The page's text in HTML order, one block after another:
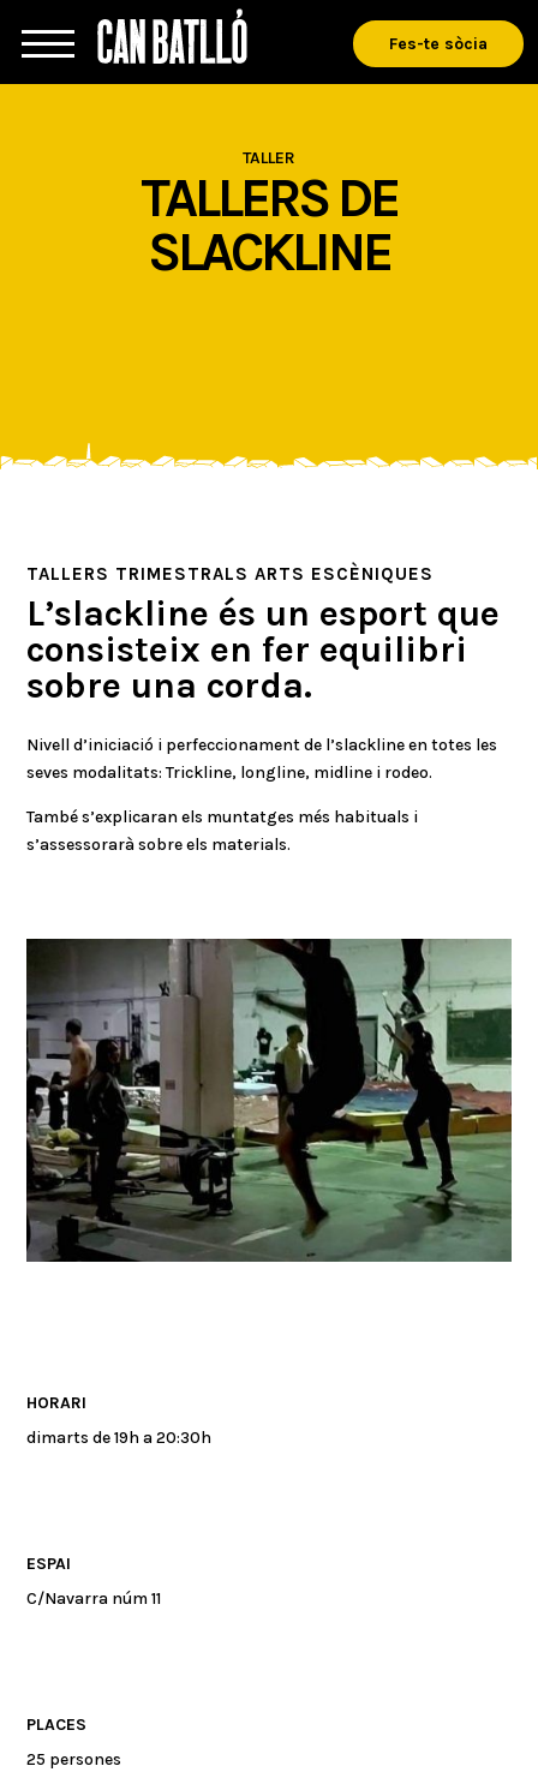
Fes-te sòcia
TALLER
TALLERS DE
SLACKLINE
TALLERS TRIMESTRALS ARTS ESCÈNIQUES
L’slackline és un esport que
consisteix en fer equilibri
sobre una corda.
Nivell d’iniciació i perfeccionament de l’slackline en totes les
seves modalitats: Trickline, longline, midline i rodeo.
També s’explicaran els muntatges més habituals i
s’assessorarà sobre els materials.
HORARI
dimarts de 19h a 20:30h
ESPAI
C/Navarra núm 11
PLACES
25 persones